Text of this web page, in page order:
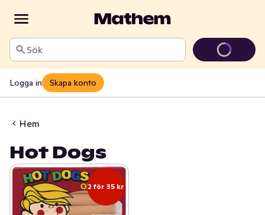
Sök
Logga in Skapa konto
Hem
Hot Dogs
2 för 35 kr